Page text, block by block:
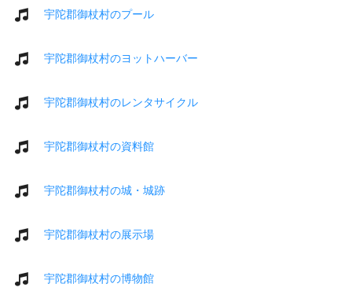
宇陀郡御杖村のプール
宇陀郡御杖村のヨットハーバー
宇陀郡御杖村のレンタサイクル
宇陀郡御杖村の資料館
宇陀郡御杖村の城・城跡
宇陀郡御杖村の展示場
宇陀郡御杖村の博物館